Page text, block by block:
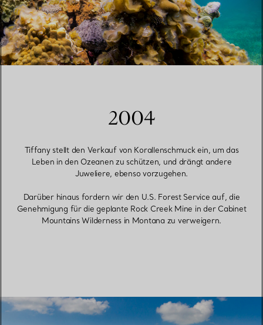
2004
Tiffany stellt den Verkauf von Korallenschmuck ein, um das
Leben in den Ozeanen zu schützen, und drängt andere
Juweliere, ebenso vorzugehen.
Darüber hinaus fordern wir den U.S. Forest Service auf, die
Genehmigung für die geplante Rock Creek Mine in der Cabinet
Mountains Wilderness in Montana zu verweigern.